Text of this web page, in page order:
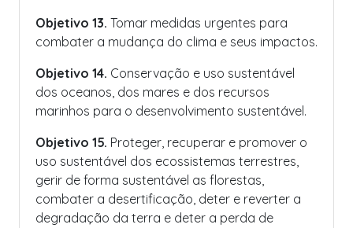
Objetivo 13. Tomar medidas urgentes para
combater a mudança do clima e seus impactos.
Objetivo 14. Conservação e uso sustentável
dos oceanos, dos mares e dos recursos
marinhos para o desenvolvimento sustentável.
Objetivo 15. Proteger, recuperar e promover o
uso sustentável dos ecossistemas terrestres,
gerir de forma sustentável as florestas,
combater a desertificação, deter e reverter a
degradação da terra e deter a perda de